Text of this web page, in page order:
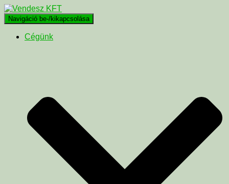
Navigáció be-/kikapcsolása
Cégünk